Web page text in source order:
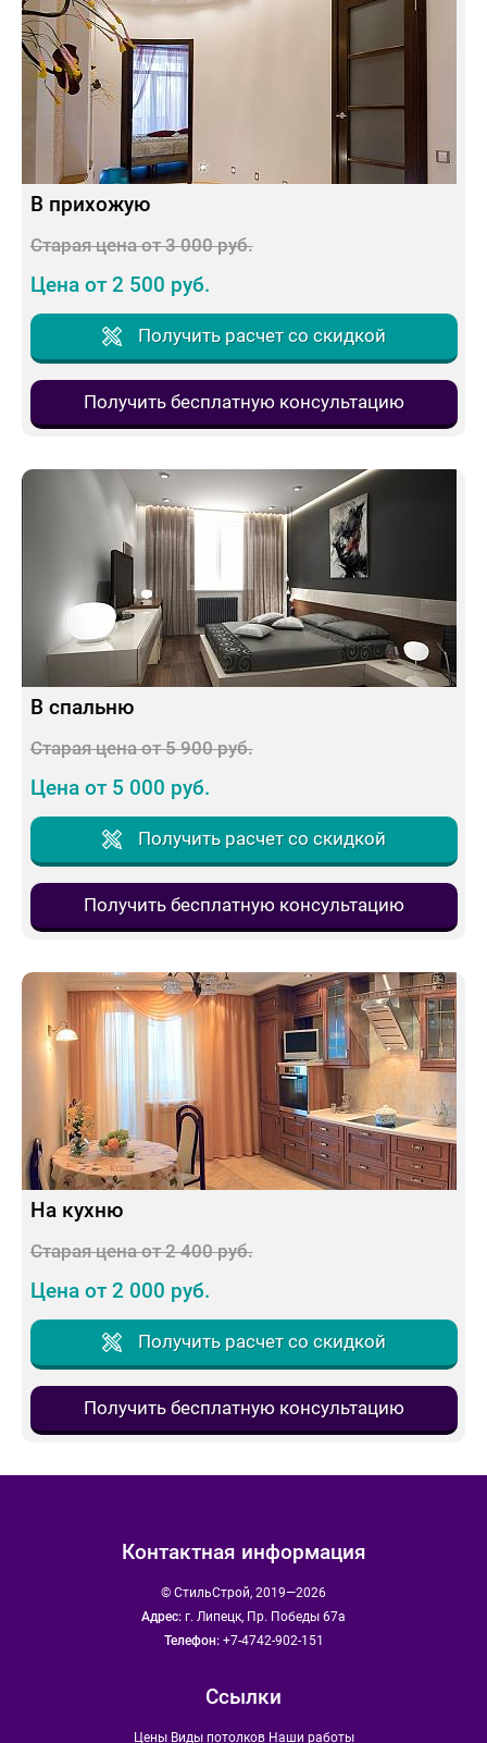
В прихожую
Старая цена от 3 000 руб.
Цена от 2 500 руб.
Получить расчет со скидкой
Получить бесплатную консультацию
В спальню
Старая цена от 5 900 руб.
Цена от 5 000 руб.
Получить расчет со скидкой
Получить бесплатную консультацию
На кухню
Старая цена от 2 400 руб.
Цена от 2 000 руб.
Получить расчет со скидкой
Получить бесплатную консультацию
Контактная информация
© СтильСтрой, 2019—2026
Адрес: г. Липецк, Пр. Победы 67а
Телефон:+7-4742-902-151
Ссылки
Цены Виды потолков Наши работы